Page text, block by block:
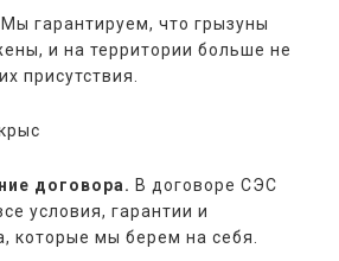
Мы гарантируем, что грызуны
и на территории больше не
присутствия.
договора. В договоре СЭС
условия, гарантии и
которые мы берем на себя.